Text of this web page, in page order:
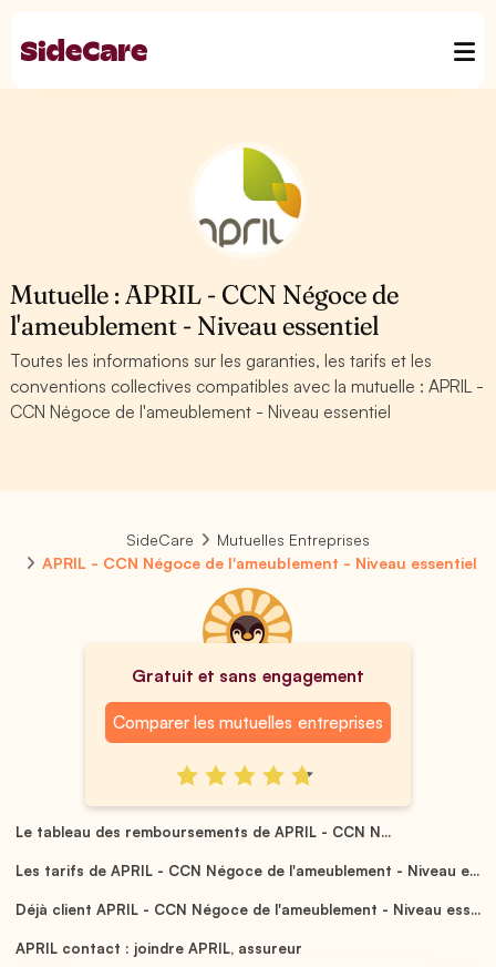
Mutuelle : APRIL - CCN Négoce de
l'ameublement - Niveau essentiel
Toutes les informations sur les garanties, les tarifs et les
conventions collectives compatibles avec la mutuelle : APRIL -
CCN Négoce de l'ameublement - Niveau essentiel
SideCare
Mutuelles Entreprises
APRIL - CCN Négoce de l'ameublement - Niveau essentiel
Gratuit et sans engagement
Comparer les mutuelles entreprises
Le tableau des remboursements de APRIL - CCN N...
Les tarifs de APRIL - CCN Négoce de l'ameublement - Niveau e...
Déjà client APRIL - CCN Négoce de l'ameublement - Niveau ess...
APRIL contact : joindre APRIL, assureur